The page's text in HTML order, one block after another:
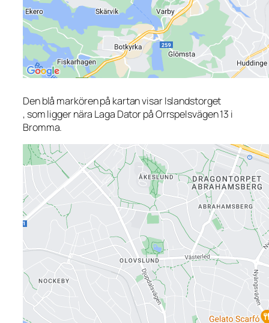
Den blå markören på kartan visar Islandstorget
, som ligger nära Laga Dator på Orrspelsvägen 13 i
Bromma.